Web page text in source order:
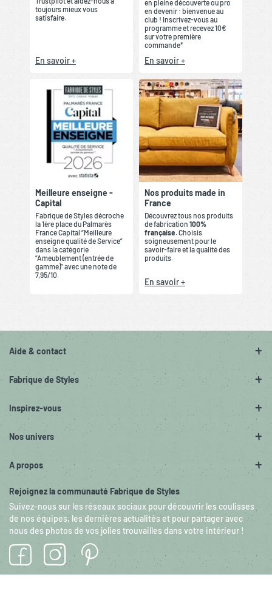
toujours mieux vous
satisfaire.
En savoir +
en pleine découverte ou pro
en devenir : bienvenue au
club ! Inscrivez-vous au
programme et recevez 10€
sur votre première
commande*
En savoir +
Meilleure enseigne -
Capital
Fabrique de Styles décroche
la 1ère place du Palmarès
France Capital “Meilleure
enseigne qualité de Service”
dans la catégorie
“Ameublement (entrée de
gamme)” avec une note de
7,95/10.
Nos produits made in
France
Découvrez tous nos produits
de fabrication 100%
française. Choisis
soigneusement pour le
savoir-faire et la qualité des
produits.
En savoir +
Aide & contact
Fabrique de Styles
Inspirez-vous
Nos univers
A propos
Rejoignez la communauté Fabrique de Styles
Suivez-nous sur les réseaux sociaux pour découvrir les coulisses
de nos équipes, les dernières actualités et pour partager avec
nous des photos de vos jolies trouvailles dans votre intérieur !